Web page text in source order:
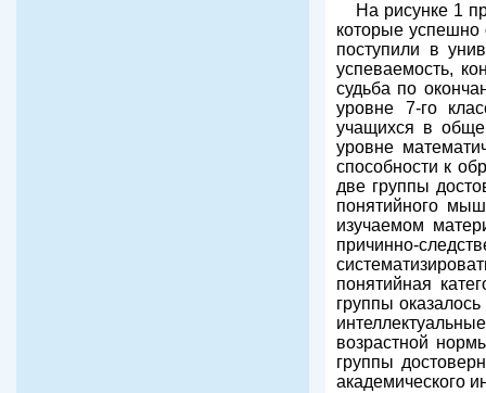
На рисунке 1
которые успешно
поступили в
успеваемость,
судьба по
уровне 7-го
учащихся в
уровне
способности к
две группы
понятийного
изучаемом
причинно-
понятийная
группы
возрастной
группы
академического